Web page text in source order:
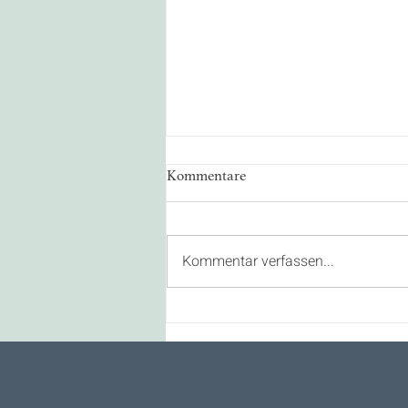
Kommentare
Kommentar verfassen...